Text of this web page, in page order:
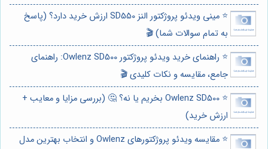
⭐️ مینی ویدئو پروژکتور النز SD550 ارزش خرید دارد؟ (پاسخ
به تمام سوالات شما) 🎬
⭐️ راهنمای خرید ویدئو پروژکتور Owlenz SD500: راهنمای
جامع، مقایسه و نکات کلیدی 🎬
⭐️ Owlenz SD500 بخریم یا نه؟ 🤔 (بررسی مزایا و معایب +
ارزش خرید)
⭐️ مقایسه ویدئو پروژکتورهای Owlenz و انتخاب بهترین مدل